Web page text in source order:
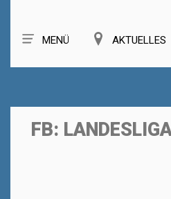
MENÜ AKTUELLES
FB: